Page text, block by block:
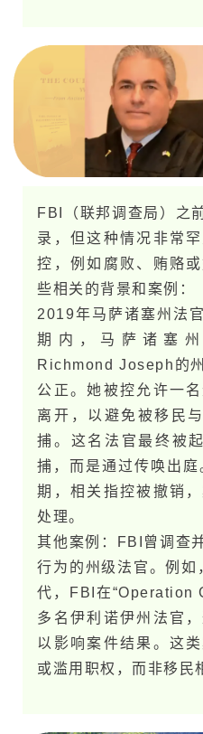
FBI（联邦调查局）之
录，但这种情况非常
控，例如腐败、贿赂
些相关的背景和案例：
2019年马萨诸塞州法
期内，马萨诸塞
Richmond Joseph的
公正。她被控允许一
离开，以避免被移民
捕。这名法官最终被
捕，而是通过传唤出
期，相关指控被撤销
处理。
其他案例：FBI曾调查
行为的州级法官。例
代，FBI在“Operation
多名伊利诺伊州法官
以影响案件结果。这
或滥用职权，而非移民